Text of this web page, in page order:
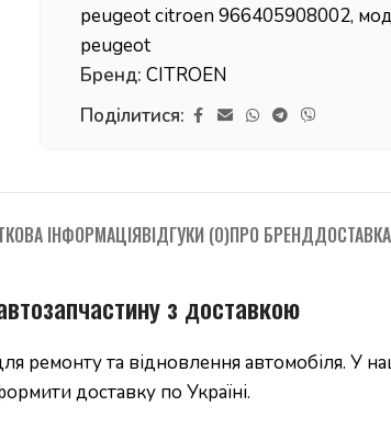
peugeot citroen 966405908002,
peugeot
Бренд:CITROEN
Поділитися:
ІНФОРМАЦІЯВІДГУКИ (0)ПРО БРЕНДДОСТАВКА
з доставкою
ремонту та відновлення автомобіля. У
доставку по Україні.